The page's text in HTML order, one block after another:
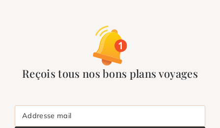
Reçois tous nos bons plans voyages
Addresse mail